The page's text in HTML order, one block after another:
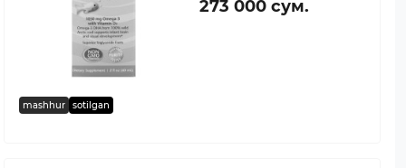
mashhur sotilgan
273 000 сум.